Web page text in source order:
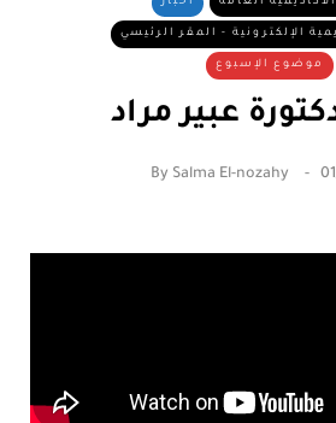
الإلكترونية - المقر الرئيسي
موضوع الإسبوع
عبير مراد
By Salma El-nozahy